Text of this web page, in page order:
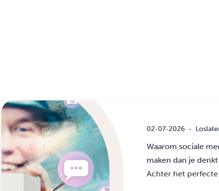
02-07-2026 -
Waarom sociale
maken dan je denkt
Achter het perfecte